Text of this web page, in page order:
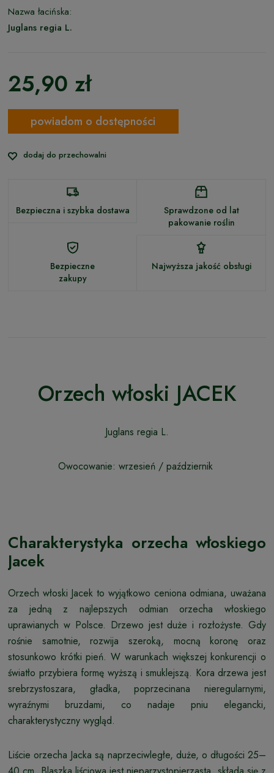
Nazwa łacińska:
Juglans regia L.
25,90 zł
powiadom o dostępności
dodaj do przechowalni
Bezpieczna i szybka dostawa
Sprawdzone od lat
pakowanie roślin
Bezpieczne
zakupy
Najwyższa jakość obsługi
Orzech włoski JACEK
Juglans regia L.
Owocowanie: wrzesień / październik
Charakterystyka orzecha włoskiego
Jacek
Orzech włoski Jacek to wyjątkowo ceniona odmiana, uważana
za jedną z najlepszych odmian orzecha włoskiego
uprawianych w Polsce. Drzewo jest duże i rozłożyste. Gdy
rośnie samotnie, rozwija szeroką, mocną koronę oraz
stosunkowo krótki pień. W warunkach większej konkurencji o
światło przybiera formę wyższą i smuklejszą. Kora drzewa jest
srebrzystoszara, gładka, poprzecinana nieregularnymi,
wyraźnymi bruzdami, co nadaje pniu elegancki,
charakterystyczny wygląd.
Liście orzecha Jacka są naprzeciwległe, duże, o długości 25–